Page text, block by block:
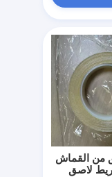
من القماش
لاصق